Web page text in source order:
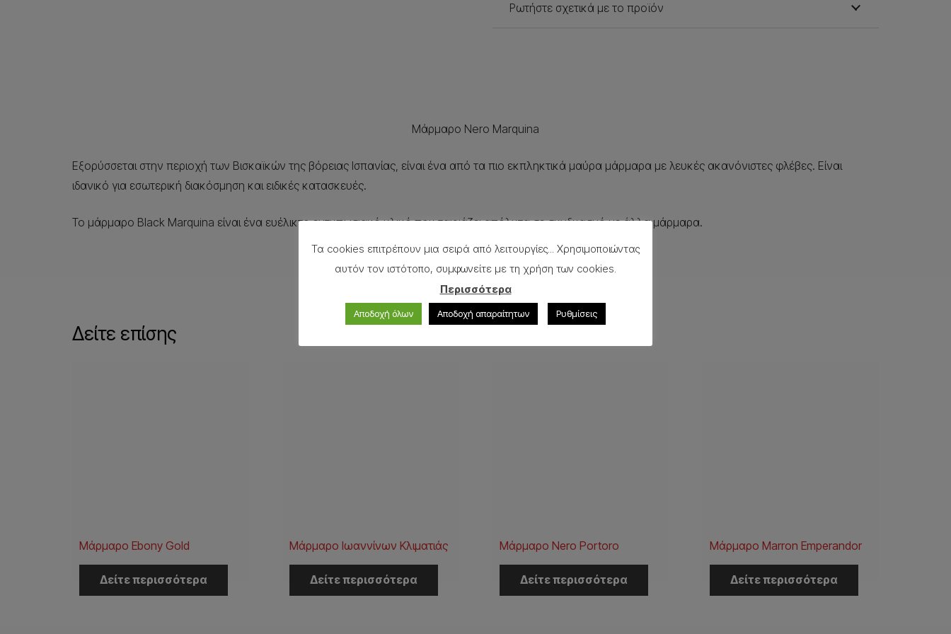
Ρωτήστε σχετικά με το προϊόν
Μάρμαρο Nero Marquina
Εξορύσσεται στην περιοχή των Βισκαϊκών της βόρειας Ισπανίας, είναι ένα από τα πιο εκπληκτικά μαύρα μάρμαρα με λευκές ακανόνιστες φλέβες. Είναι
ιδανικό για εσωτερική διακόσμηση και ειδικές κατασκευές.
Το μάρμαρο Black Marquina είναι ένα ευέλικτο εντυπωσιακό υλικό που ταιριάζει απόλυτα σε συνδυασμό με άλλα μάρμαρα.
Δείτε επίσης
Μάρμαρo Ebony Gold
Δείτε περισσότερα
Μάρμαρο Ιωαννίνων Κλιματιάς
Δείτε περισσότερα
Μάρμαρο Nero Portoro
Δείτε περισσότερα
Μάρμαρο Marron Emperandor
Δείτε περισσότερα
Τα cookies επιτρέπουν μια σειρά από λειτουργίες... Χρησιμοποιώντας
αυτόν τον ιστότοπο, συμφωνείτε με τη χρήση των cookies.
Περισσότερα
Αποδοχή όλων Αποδοχή απαραίτητων Ρυθμίσεις